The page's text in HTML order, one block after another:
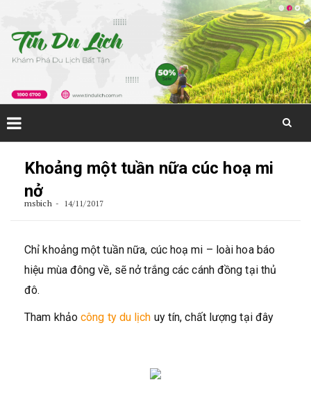
Khoảng một tuần nữa cúc hoạ mi
nở
msbich 14/11/2017
Chỉ khoảng một tuần nữa, cúc hoạ mi – loài hoa báo
hiệu mùa đông về, sẽ nở trắng các cánh đồng tại thủ
đô.
Tham khảo công ty du lịch uy tín, chất lượng tại đây